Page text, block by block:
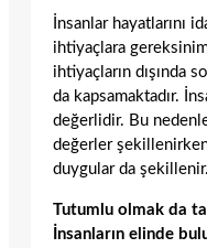
İnsanlar hayatlarını
ihtiyaçlara
ihtiyaçların dışında
da kapsamaktadır.
değerlidir. Bu
değerler
duygular da şekillenir.
Tutumlu olmak da
İnsanların elinde